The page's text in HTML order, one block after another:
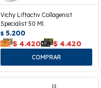
Vichy Liftactiv Collagenist
Specialist 50 Ml.
$ 5.200
$ 4.420 $ 4.420